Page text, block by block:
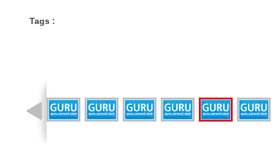
Tags :